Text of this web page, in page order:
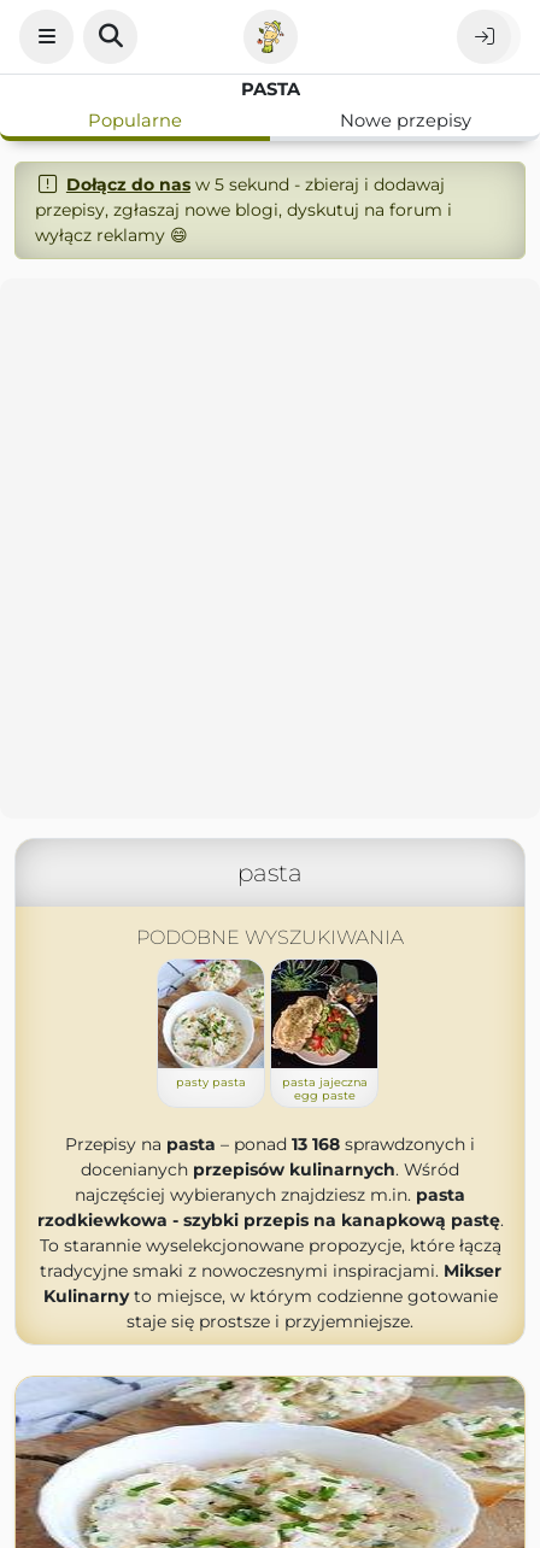
PASTA
Popularne
Nowe przepisy
Dołącz do nasw 5 sekund - zbieraj i dodawaj
przepisy, zgłaszaj nowe blogi, dyskutuj na forum i
wyłącz reklamy 😄
pasta
PODOBNE WYSZUKIWANIA
pasty pasta
pasta jajeczna
egg paste
Przepisy na pasta – ponad 13 168 sprawdzonych i
docenianych przepisów kulinarnych. Wśród
najczęściej wybieranych znajdziesz m.in. pasta
rzodkiewkowa - szybki przepis na kanapkową pastę.
To starannie wyselekcjonowane propozycje, które łączą
tradycyjne smaki z nowoczesnymi inspiracjami. Mikser
Kulinarnyto miejsce, w którym codzienne gotowanie
staje się prostsze i przyjemniejsze.